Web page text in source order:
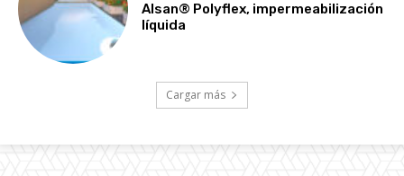
Alsan® Polyflex, impermeabilización
líquida
Cargar más